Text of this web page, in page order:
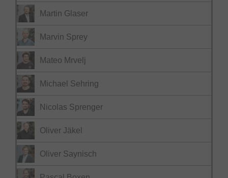
Martin Glaser
Marvin Sprey
Mateo Mrvelj
Michael Sehring
Nicolas Sprenger
Oliver Jäkel
Oliver Saynisch